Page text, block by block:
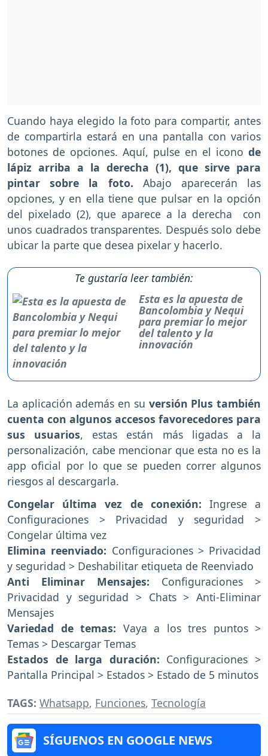
Cuando haya elegido la foto para compartir, antes
de compartirla estará en una pantalla con varios
botones de opciones. Aquí, pulse en el icono de
lápiz arriba a la derecha (1), que sirve para
pintar sobre la foto. Abajo aparecerán las
opciones, y en ella tiene que pulsar en la opción
del pixelado (2), que aparece a la derecha con
unos cuadrados transparentes. Después solo debe
ubicar la parte que desea pixelar y hacerlo.
Te gustaría leer también:
Esta es la apuesta de
Bancolombia y Nequi
para premiar lo mejor
del talento y la
innovación
La aplicación además en su versión Plus también
cuenta con algunos accesos favorecedores para
sus usuarios, estas están más ligadas a la
personalización, cabe mencionar que esta no es la
app oficial por lo que se pueden correr algunos
riesgos al descargarla.
Congelar última vez de conexión: Ingrese a
Configuraciones > Privacidad y seguridad >
Congelar última vez
Elimina reenviado: Configuraciones > Privacidad
y seguridad > Deshabilitar etiqueta de Reenviado
Anti Eliminar Mensajes: Configuraciones >
Privacidad y seguridad > Chats > Anti-Eliminar
Mensajes
Variedad de temas: Vaya a los tres puntos >
Temas > Descargar Temas
Estados de larga duración: Configuraciones >
Pantalla Principal > Estados > Estado de 5 minutos
TAGS: Whatsapp, Funciones, Tecnología
SÍGUENOS EN GOOGLE NEWS